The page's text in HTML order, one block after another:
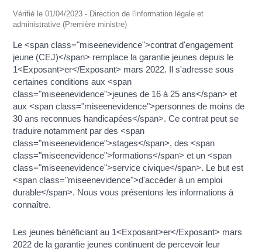
Vérifié le 01/04/2023 - Direction de l'information légale et
administrative (Première ministre)
Le <span class="miseenevidence">contrat d'engagement
jeune (CEJ)</span> remplace la garantie jeunes depuis le
1<Exposant>er</Exposant> mars 2022. Il s'adresse sous
certaines conditions aux <span
class="miseenevidence">jeunes de 16 à 25 ans</span> et
aux <span class="miseenevidence">personnes de moins de
30 ans reconnues handicapées</span>. Ce contrat peut se
traduire notamment par des <span
class="miseenevidence">stages</span>, des <span
class="miseenevidence">formations</span> et un <span
class="miseenevidence">service civique</span>. Le but est
<span class="miseenevidence">d'accéder à un emploi
durable</span>. Nous vous présentons les informations à
connaître.
Les jeunes bénéficiant au 1<Exposant>er</Exposant> mars
2022 de la garantie jeunes continuent de percevoir leur